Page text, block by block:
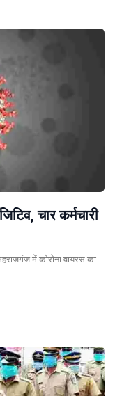
चार कर्मचारी
में कोरोना वायरस का